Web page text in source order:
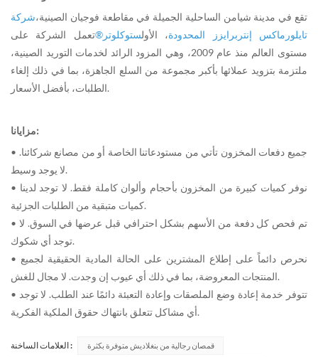
تقع في مدينة شيامن الساحلية الجميلة في مقاطعة فوجيان الصينية،شركة
تايلورماكس إنتربرايزز المحدودة، الأولستوكلوتر®تعمل الشركة على
مستوى العالم منذ عام 2009، وهي المزود الرائد لخدمات التوريد الصينية،
ملتزمة بتزويد عملائها بأكبر مجموعة من السلع الجاهزة، بما في ذلك إلغاء
الطلبات، بأفضل الأسعار.
مزايانا:
• جميع دفعات المخزون تأتي من مستودعاتنا الخاصة أو من مصانع شركائنا.
لا يوجد وسيط.
• نوفر كميات كبيرة من المخزون بأحجام وألوان كاملة فقط. لا توجد لدينا
كميات متبقية من الطلبات الجزئية.
• تم فحص كل دفعة من الأسهم بشكل احترافي قبل عرضها في السوق. لا
توجد أي شكوك.
• نحرص دائماً على إطلاع المشترين على الحالة المادية الحقيقية لجميع
المنتجات المعروضة، بما في ذلك أي عيوب إن وجدت. لا مجال للغش.
• تتوفر خدمة إعادة وضع الملصقات وإعادة التعبئة دائمًا عند الطلب. لا توجد
أي مشاكل تتعلق بانتهاك حقوق الملكية الفكرية.
العلامات الساخنة : قمصان رجالية من بنغلاديش متوفرة بكثرة